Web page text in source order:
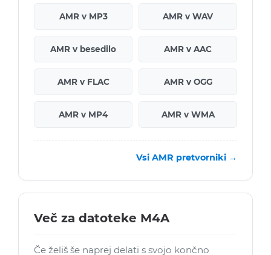
AMR v MP3 AMR v WAV
AMR v besedilo AMR v AAC
AMR v FLAC AMR v OGG
AMR v MP4 AMR v WMA
Vsi AMR pretvorniki →
Več za datoteke M4A
Če želiš še naprej delati s svojo končno